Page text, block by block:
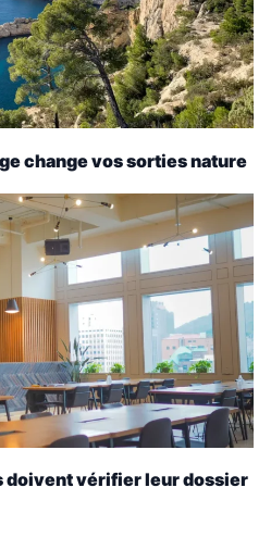
change vos sorties nature
doivent vérifier leur dossier